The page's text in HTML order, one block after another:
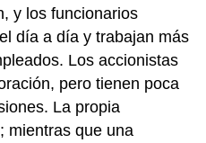
y los funcionarios
día a día y trabajan más
Los accionistas
pero tienen poca
La propia
mientras que una